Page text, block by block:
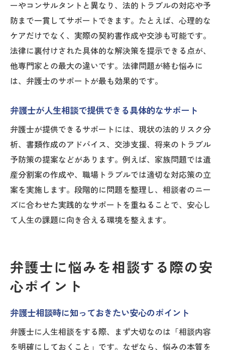
費用全体の流れと人生相談時の注意点を解
説
弁護士費用の見積もりを取る際のチェック
項目
相談料や着手金の違いをわかりやすく説明
人生相談を弁護士へ頼むときの注意点まとめ
弁護士に人生相談するときの注意事項と対
策
ダメな弁護士の見分け方と失敗しない相談
法
人生相談の内容整理が弁護士選びの鍵にな
る
信頼関係構築のためのコミュニケーション
相談先選びに迷った時の弁護士活用術
人生相談で迷った時の弁護士活用方法まと
め
弁護士と他専門家の違いから最適な相談先
ーやコンサルタントと異なり、法的トラブルの対応や予
防まで一貫してサポートできます。たとえば、心理的な
ケアだけでなく、実際の契約書作成や交渉も可能です。
法律に裏付けされた具体的な解決策を提示できる点が、
他専門家との最大の違いです。法律問題が絡む悩みに
は、弁護士のサポートが最も効果的です。
弁護士が人生相談で提供できる具体的なサポート
弁護士が提供できるサポートには、現状の法的リスク分
析、書類作成のアドバイス、交渉支援、将来のトラブル
予防策の提案などがあります。例えば、家族問題では遺
産分割案の作成や、職場トラブルでは適切な対応策の立
案を実施します。段階的に問題を整理し、相談者のニー
ズに合わせた実践的なサポートを重ねることで、安心し
て人生の課題に向き合える環境を整えます。
弁護士に悩みを相談する際の安
心ポイント
弁護士相談時に知っておきたい安心のポイント
弁護士に人生相談をする際、まず大切なのは「相談内容
を明確にしておくこと」です。なぜなら、悩みの本質を